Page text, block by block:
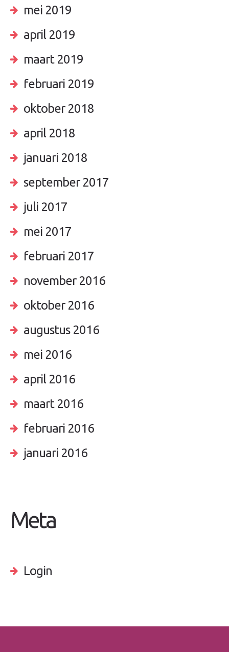
mei 2019
april 2019
maart 2019
februari 2019
oktober 2018
april 2018
januari 2018
september 2017
juli 2017
mei 2017
februari 2017
november 2016
oktober 2016
augustus 2016
mei 2016
april 2016
maart 2016
februari 2016
januari 2016
Meta
Login